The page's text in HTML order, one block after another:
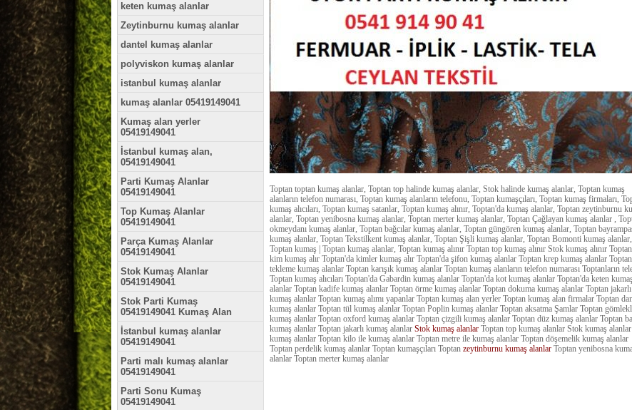
keten kumaş alanlar
Zeytinburnu kumaş alanlar
dantel kumaş alanlar
polyviskon kumaş alanlar
istanbul kumaş alanlar
kumaş alanlar 05419149041
Kumaş alan yerler
05419149041
İstanbul kumaş alan,
05419149041
Parti Kumaş Alanlar
05419149041
Top Kumaş Alanlar
05419149041
Parça Kumaş Alanlar
05419149041
Stok Kumaş Alanlar
05419149041
Stok Parti Kumaş
05419149041 Kumaş Alan
İstanbul kumaş alanlar
05419149041
Parti malı kumaş alanlar
05419149041
Parti Sonu Kumaş
05419149041
Toptan toptan kumaş alanlar, Toptan top halinde kumaş alanlar, Stok halinde kumaş alanlar, Toptan kumaş
alanların telefon numarası, Toptan kumaş alanların telefonu, Toptan kumaşçıları, Toptan kumaş firmaları,
kumaş alıcıları, Toptan kumaş satanlar, Toptan kumaş alınır, Toptan'da kumaş alanlar, Toptan zeytinburnu
alanlar, Toptan yenibosna kumaş alanlar, Toptan merter kumaş alanlar, Toptan Çağlayan kumaş alanlar ,
okmeydanı kumaş alanlar, Toptan bağcılar kumaş alanlar, Toptan güngören kumaş alanlar, Toptan
kumaş alanlar, Toptan Tekstilkent kumaş alanlar, Toptan Şişli kumaş alanlar, Toptan Bomonti kumaş alanlar,
Toptan kumaş | Toptan kumaş alanlar, Toptan kumaş alınır Toptan top kumaş alınır Stok kumaş alınır
kim kumaş alır Toptan'da kimler kumaş alır Toptan'da şifon kumaş alanlar Toptan krep kumaş alanlar Toptan
tekleme kumaş alanlar Toptan karışık kumaş alanlar Toptan kumaş alanların telefon numarası Toptanların
Toptan kumaş alıcıları Toptan'da Gabardin kumaş alanlar Toptan'da kot kumaş alanlar Toptan'da keten
alanlar Toptan kadife kumaş alanlar Toptan örme kumaş alanlar Toptan dokuma kumaş alanlar Toptan jakarlı
kumaş alanlar Toptan kumaş alımı yapanlar Toptan kumaş alan yerler Toptan kumaş alan firmalar Toptan
kumaş alanlar Toptan tül kumaş alanlar Toptan Poplin kumaş alanlar Toptan aksatma Şamlar Toptan
kumaş alanlar Toptan oxford kumaş alanlar Toptan çizgili kumaş alanlar Toptan düz kumaş alanlar Toptan
kumaş alanlar Toptan jakarlı kumaş alanlar Stok kumaş alanlar Toptan top kumaş alanlar Stok kumaş
kumaş alanlar Toptan kilo ile kumaş alanlar Toptan metre ile kumaş alanlar Toptan döşemelik kumaş alanlar
Toptan perdelik kumaş alanlar Toptan kumaşçıları Toptan zeytinburnu kumaş alanlar Toptan yenibosna
alanlar Toptan merter kumaş alanlar